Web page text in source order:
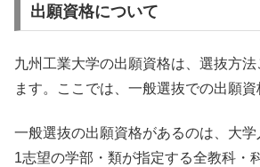
出願資格について
九州工業大学の出願資格は、選抜方
ます。ここでは、一般選抜での出願資
一般選抜の出願資格があるのは、大
1志望の学部・類が指定する全教科・